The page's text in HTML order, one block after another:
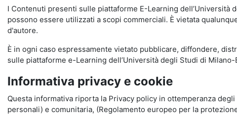
I Contenuti presenti sulle piattaforme E-Learning
possono essere utilizzati a scopi commerciali. È vietata
d'autore.
È in ogni caso espressamente vietato pubblicare, diffondere,
sulle piattaforme e-Learning dell’Università degli Studi di
Informativa privacy e cookie
Questa informativa riporta la Privacy policy in ottemperanza
personali) e comunitaria, (Regolamento europeo per la